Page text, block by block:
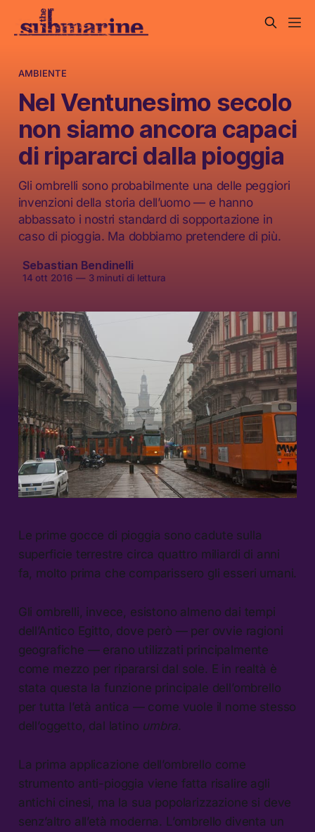
AMBIENTE
Nel Ventunesimo secolo
non siamo ancora capaci
di ripararci dalla pioggia
Gli ombrelli sono probabilmente una delle peggiori
invenzioni della storia dell’uomo — e hanno
abbassato i nostri standard di sopportazione in
caso di pioggia. Ma dobbiamo pretendere di più.
Sebastian Bendinelli
14 ott 2016 —3 minuti di lettura
Le prime gocce di pioggia sono cadute sulla
superficie terrestre circa quattro miliardi di anni
fa, molto prima che comparissero gli esseri umani.
Gli ombrelli, invece, esistono almeno dai tempi
dell’Antico Egitto, dove però — per ovvie ragioni
geografiche — erano utilizzati principalmente
come mezzo per ripararsi dal sole. E in realtà è
stata questa la funzione principale dell’ombrello
per tutta l’età antica — come vuole il nome stesso
dell’oggetto, dal latino umbra.
La prima applicazione dell’ombrello come
strumento anti-pioggia viene fatta risalire agli
antichi cinesi, ma la sua popolarizzazione si deve
senz’altro all’età moderna. L’ombrello diventa un